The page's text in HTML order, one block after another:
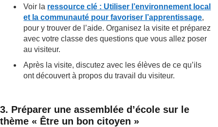
Voir la ressource clé : Utiliser l’environnement local
et la communauté pour favoriser l’apprentissage,
pour y trouver de l’aide. Organisez la visite et préparez
avec votre classe des questions que vous allez poser
au visiteur.
Après la visite, discutez avec les élèves de ce qu’ils
ont découvert à propos du travail du visiteur.
3. Préparer une assemblée d’école sur le
thème « Être un bon citoyen »